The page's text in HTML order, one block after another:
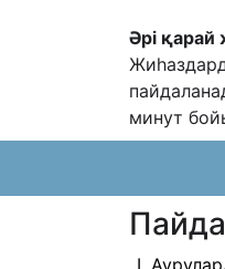
Әрі қарай
минут